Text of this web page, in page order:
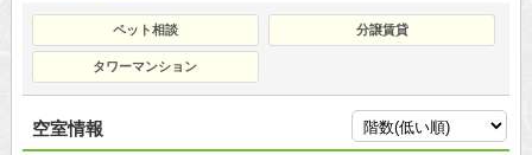
ペット相談 分譲賃貸
タワーマンション
空室情報